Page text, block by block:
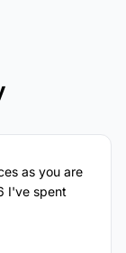
as you are
I've spent